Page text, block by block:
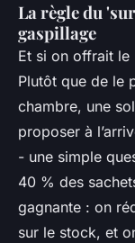
La règle du
gaspillage
Et si on offrait
Plutôt que de le
chambre, une
proposer à
- une simple
40 % des
gagnante : on
sur le stock, et